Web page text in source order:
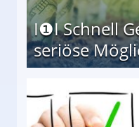
I❶I Schnell
seriöse